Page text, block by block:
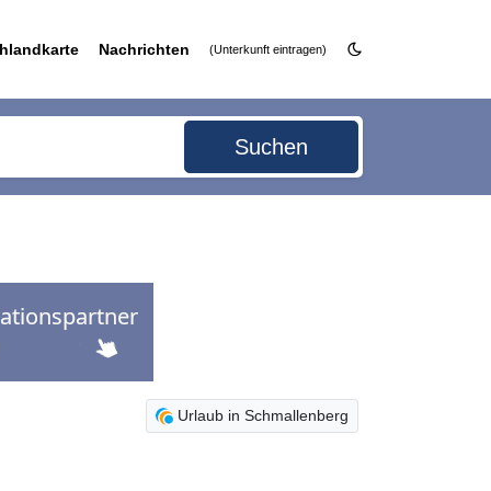
Nachrichten (Unterkunft eintragen)
Suchen
Urlaub in Schmallenberg